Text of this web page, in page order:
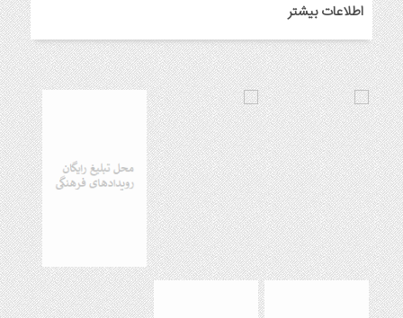
اندیمشک
8 ماه قبل
خداحافظی سراج الدین با شبکه فرهنگی مردمی نغمه های عشق
8 ماه قبل
هفتمین همایش بانوان فعال در عرصه‌ هیئت کشور
9 ماه قبل
برگزاری رویداد ملی جامعه پرداز
اطلاعات بیشتر